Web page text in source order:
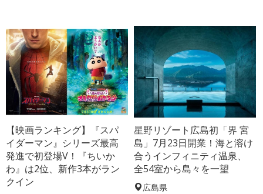
【映画ランキング】『スパ
イダーマン』シリーズ最高
発進で初登場V！『ちいか
わ』は2位、新作3本がラン
クイン
星野リゾート広島初「界 宮
島」7月23日開業！海と溶け
合うインフィニティ温泉、
全54室から島々を一望
広島県